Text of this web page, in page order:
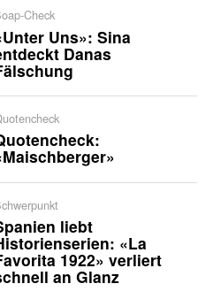
Check
Uns»: Sina
Danas
liebt
«La
1922» verliert
an Glanz